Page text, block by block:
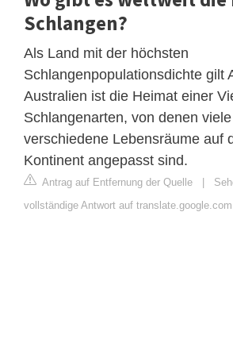
Schlangen?
Als Land mit der höchsten
Schlangenpopulationsdichte gilt
Australien ist die Heimat einer
Schlangenarten, von denen
verschiedene Lebensräume auf
Kontinent angepasst sind.
Antrag auf Entfernung der Quelle
vollständige Antwort auf